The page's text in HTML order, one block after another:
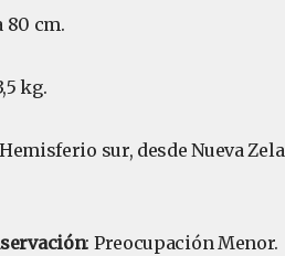
80 cm.
kg.
sur, desde Nueva
: Preocupación Menor.